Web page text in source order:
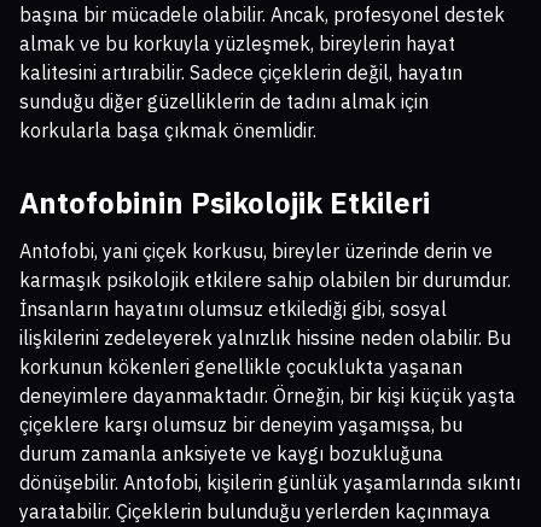
başına bir mücadele olabilir. Ancak, profesyonel destek
almak ve bu korkuyla yüzleşmek, bireylerin hayat
kalitesini artırabilir. Sadece çiçeklerin değil, hayatın
sunduğu diğer güzelliklerin de tadını almak için
korkularla başa çıkmak önemlidir.
Antofobinin Psikolojik Etkileri
Antofobi, yani çiçek korkusu, bireyler üzerinde derin ve
karmaşık psikolojik etkilere sahip olabilen bir durumdur.
İnsanların hayatını olumsuz etkilediği gibi, sosyal
ilişkilerini zedeleyerek yalnızlık hissine neden olabilir. Bu
korkunun kökenleri genellikle çocuklukta yaşanan
deneyimlere dayanmaktadır. Örneğin, bir kişi küçük yaşta
çiçeklere karşı olumsuz bir deneyim yaşamışsa, bu
durum zamanla anksiyete ve kaygı bozukluğuna
dönüşebilir. Antofobi, kişilerin günlük yaşamlarında sıkıntı
yaratabilir. Çiçeklerin bulunduğu yerlerden kaçınmaya